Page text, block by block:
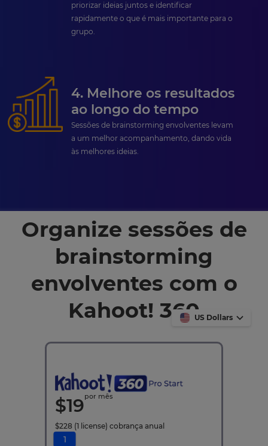
priorizar ideias juntos e identificar
rapidamente o que é mais importante para o
grupo.
4. Melhore os resultados
ao longo do tempo
Sessões de brainstorming envolventes levam
a um melhor acompanhamento, dando vida
às melhores ideias.
Organize sessões de
brainstorming
envolventes com o
Kahoot! 360US Dollars
$19por mês
$228 (1 license) cobrança anual
1